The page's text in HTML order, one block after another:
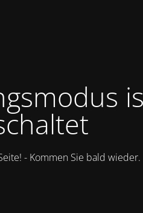
- Kommen Sie bald wieder.